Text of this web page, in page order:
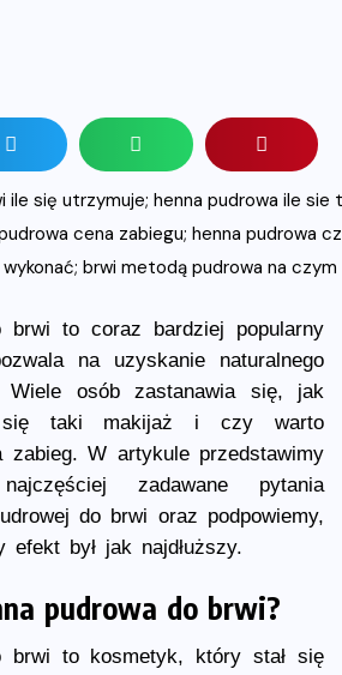
brwi to coraz bardziej popularny
na uzyskanie naturalnego
Wiele osób zastanawia się, jak
się taki makijaż i czy warto
zabieg. W artykule przedstawimy
zadawane pytania
do brwi oraz podpowiemy,
był jak najdłuższy.
pudrowa do brwi?
brwi to kosmetyk, który stał się